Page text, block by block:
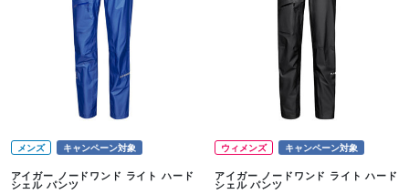
メンズ キャンペーン対象
アイガー ノードワンド ライト ハード
シェル パンツ
ウィメンズ キャンペーン対象
アイガー ノードワンド ライト ハード
シェル パンツ